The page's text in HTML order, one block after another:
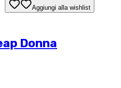
Aggiungi alla wishlist
Donna